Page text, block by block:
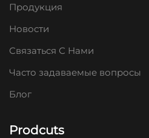
Продукция
Новости
Связаться С Нами
Часто задаваемые вопросы
Блог
Prodcuts